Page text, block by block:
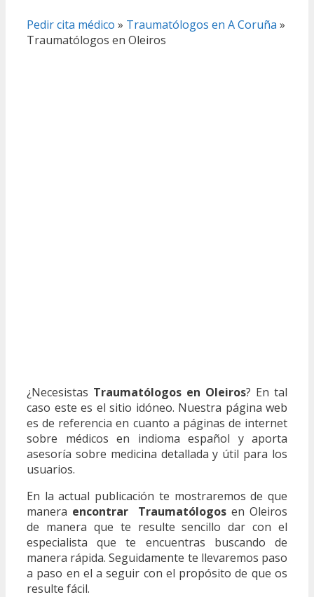
Pedir cita médico » Traumatólogos en A Coruña »
Traumatólogos en Oleiros
¿Necesistas Traumatólogos en Oleiros? En tal
caso este es el sitio idóneo. Nuestra página web
es de referencia en cuanto a páginas de internet
sobre médicos en indioma español y aporta
asesoría sobre medicina detallada y útil para los
usuarios.
En la actual publicación te mostraremos de que
manera encontrar Traumatólogos en Oleiros
de manera que te resulte sencillo dar con el
especialista que te encuentras buscando de
manera rápida. Seguidamente te llevaremos paso
a paso en el a seguir con el propósito de que os
resulte fácil.